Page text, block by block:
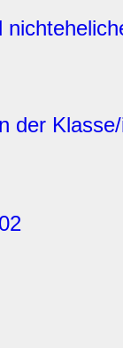
der